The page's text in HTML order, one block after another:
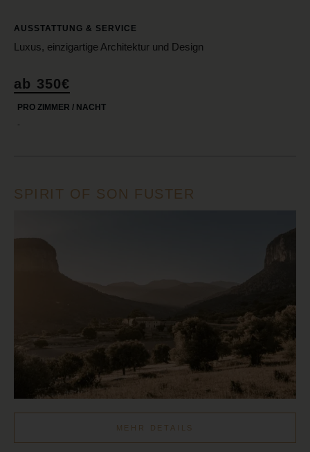
AUSSTATTUNG & SERVICE
Luxus, einzigartige Architektur und Design
ab 350€
PRO ZIMMER / NACHT
-
SPIRIT OF SON FUSTER
MEHR DETAILS